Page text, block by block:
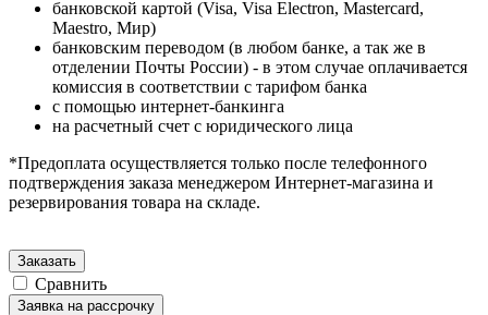
банковской картой (Visa, Visa Electron, Mastercard,
Maestro, Мир)
банковским переводом (в любом банке, а так же в
отделении Почты России) - в этом случае оплачивается
комиссия в соответствии с тарифом банка
с помощью интернет-банкинга
на расчетный счет с юридического лица
*Предоплата осуществляется только после телефонного
подтверждения заказа менеджером Интернет-магазина и
резервирования товара на складе.
Заказать
Сравнить
Заявка на рассрочку